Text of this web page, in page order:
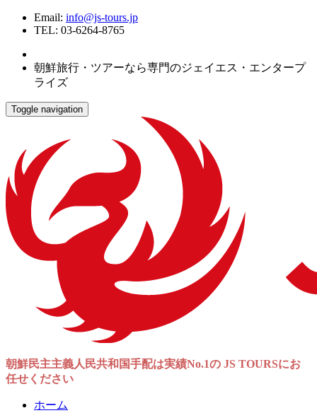
Email: info@js-tours.jp
TEL: 03-6264-8765
朝鮮旅行・ツアーなら専門のジェイエス・エンタープ
ライズ
Toggle navigation
朝鮮民主主義人民共和国手配は実績No.1の JS TOURSにお
任せください
ホーム